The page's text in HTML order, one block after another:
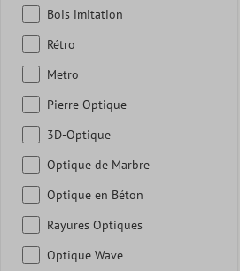
Bois imitation
Rétro
Metro
Pierre Optique
3D-Optique
Optique de Marbre
Optique en Béton
Rayures Optiques
Optique Wave